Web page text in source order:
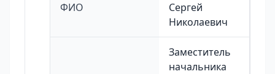
ФИО
Сергей
Николаевич
Заместитель
начальника